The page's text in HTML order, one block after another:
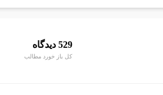
529 دیدگاه
کل باز خورد مطالب